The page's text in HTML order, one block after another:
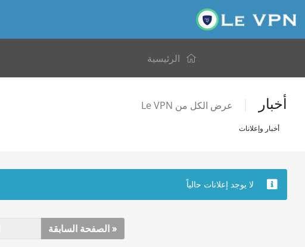
الرئيسية
أخبار عرض الكل من Le VPN
أخبار وإعلانات
لا يوجد إعلانات حالياً
« الصفحة السابقة